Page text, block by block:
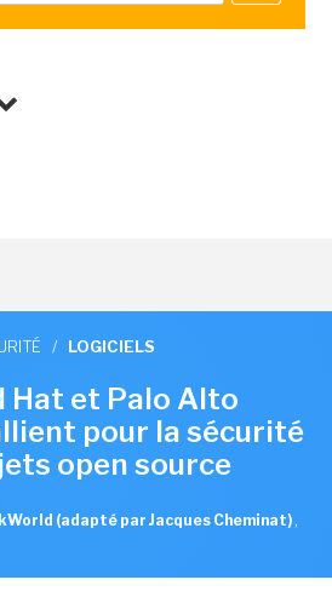
/ LOGICIELS
Hat et Palo Alto
pour la sécurité
open source
(adapté par Jacques Cheminat) ,